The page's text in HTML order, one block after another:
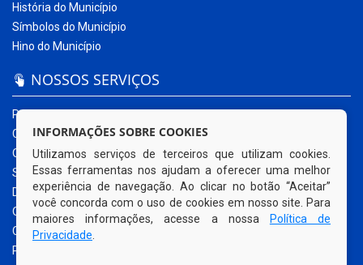
História do Município
Símbolos do Município
Hino do Município
NOSSOS SERVIÇOS
Portal da Transparência
Carta de Serviços ao Usuário
Ouvidoria Municipal
Sistema Eletrônico – e-SIC
Diário Oficial
Quadro de Avisos
Contracheque Online
Portal do Contribuinte
INFORMAÇÕES SOBRE COOKIES
Utilizamos serviços de terceiros que utilizam cookies.
Essas ferramentas nos ajudam a oferecer uma melhor
experiência de navegação. Ao clicar no botão “Aceitar”
você concorda com o uso de cookies em nosso site. Para
maiores informações, acesse a nossa
Política de
Privacidade